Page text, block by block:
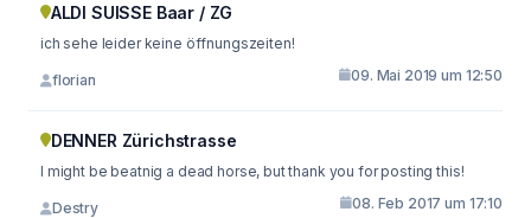
ALDI SUISSE Baar / ZG
ich sehe leider keine öffnungszeiten!
florian 09. Mai 2019 um 12:50
DENNER Zürichstrasse
I might be beatnig a dead horse, but thank you for posting this!
Destry 08. Feb 2017 um 17:10